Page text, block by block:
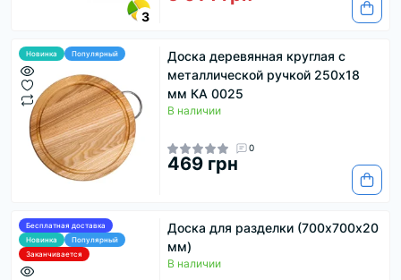
3
Новинка Популярный
Доска деревянная круглая с
металлической ручкой 250х18
мм КА 0025
В наличии
0
469 грн
Бесплатная доставка
Новинка
Популярный
Заканчивается
Доска для разделки (700х700х20
мм)
В наличии